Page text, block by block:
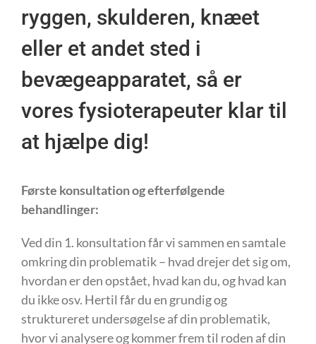
ryggen, skulderen, knæet
eller et andet sted i
bevægeapparatet, så er
vores fysioterapeuter klar til
at hjælpe dig!
Første konsultation og efterfølgende
behandlinger:
Ved din 1. konsultation får vi sammen en samtale
omkring din problematik – hvad drejer det sig om,
hvordan er den opstået, hvad kan du, og hvad kan
du ikke osv. Hertil får du en grundig og
struktureret undersøgelse af din problematik,
hvor vi analysere og kommer frem til roden af din